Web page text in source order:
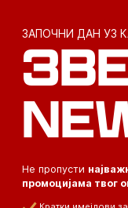
ЗАПОЧНИ ДАН УЗ
Не пропусти
промоцијама твог